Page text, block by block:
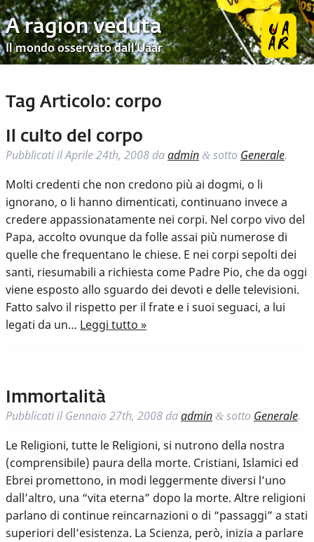
A ragion veduta
Il mondo osservato dall’Uaar
Tag Articolo: corpo
Il culto del corpo
Pubblicati ilAprile 24th, 2008 daadmin & sotto Generale.
Molti credenti che non credono più ai dogmi, o li
ignorano, o li hanno dimenticati, continuano invece a
credere appassionatamente nei corpi. Nel corpo vivo del
Papa, accolto ovunque da folle assai più numerose di
quelle che frequentano le chiese. E nei corpi sepolti dei
santi, riesumabili a richiesta come Padre Pio, che da oggi
viene esposto allo sguardo dei devoti e delle televisioni.
Fatto salvo il rispetto per il frate e i suoi seguaci, a lui
legati da un… Leggi tutto »
Immortalità
Pubblicati ilGennaio 27th, 2008 daadmin & sotto Generale.
Le Religioni, tutte le Religioni, si nutrono della nostra
(comprensibile) paura della morte. Cristiani, Islamici ed
Ebrei promettono, in modi leggermente diversi l’uno
dall’altro, una “vita eterna” dopo la morte. Altre religioni
parlano di continue reincarnazioni o di “passaggi” a stati
superiori dell’esistenza. La Scienza, però, inizia a parlare